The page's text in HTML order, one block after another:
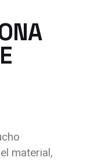
material,